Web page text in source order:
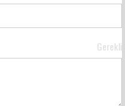
Gerekli